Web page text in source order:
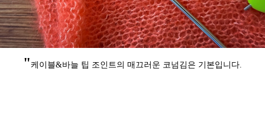
"케이블&바늘 팁 조인트의 매끄러운 코넘김은 기본입니다.